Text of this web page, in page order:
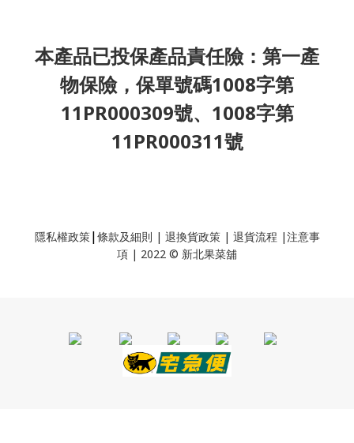
本產品已投保產品責任險：第一產
物保險，保單號碼1008字第
11PR000309號、1008字第
11PR000311號
隱私權政策|條款及細則 | 退換貨政策| 退貨流程 |注意事
項 | 2022 © 新北果菜舖